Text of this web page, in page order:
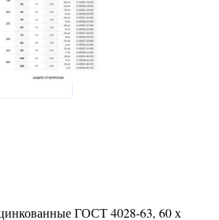
ГОСТ 4028-63, 60 х